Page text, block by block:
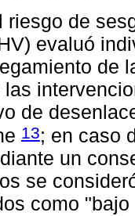
riesgo de
evaluó
de
de
13; en caso
un
se
como